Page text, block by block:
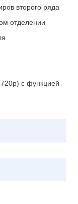
второго ряда
отделении
с функцией